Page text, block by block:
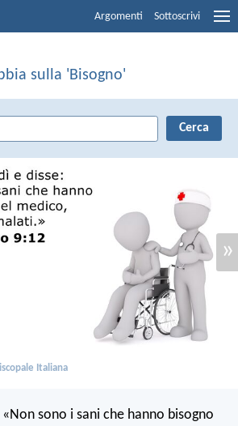
Argomenti Sottoscrivi
sulla 'Bisogno'
»
Italiana
sono i sani che hanno bisogno